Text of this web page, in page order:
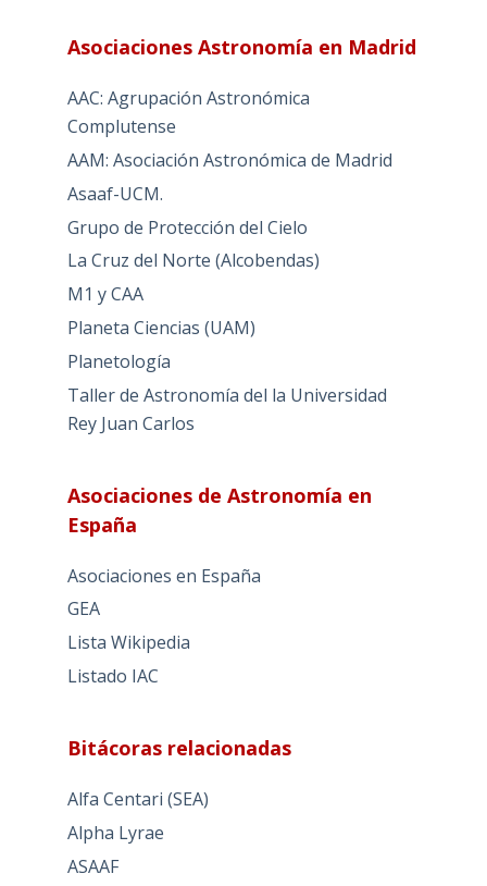
Asociaciones Astronomía en Madrid
AAC: Agrupación Astronómica
Complutense
AAM: Asociación Astronómica de Madrid
Asaaf-UCM.
Grupo de Protección del Cielo
La Cruz del Norte (Alcobendas)
M1 y CAA
Planeta Ciencias (UAM)
Planetología
Taller de Astronomía del la Universidad
Rey Juan Carlos
Asociaciones de Astronomía en
España
Asociaciones en España
GEA
Lista Wikipedia
Listado IAC
Bitácoras relacionadas
Alfa Centari (SEA)
Alpha Lyrae
ASAAF